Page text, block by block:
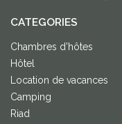
CATEGORIES
Chambres d'hôtes
Hôtel
Location de vacances
Camping
Riad